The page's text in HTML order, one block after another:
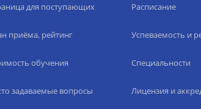
для поступающих
приёма, рейтинг
обучения
задаваемые вопросы
Расписание
Успеваемость и
Специальности
Лицензия и